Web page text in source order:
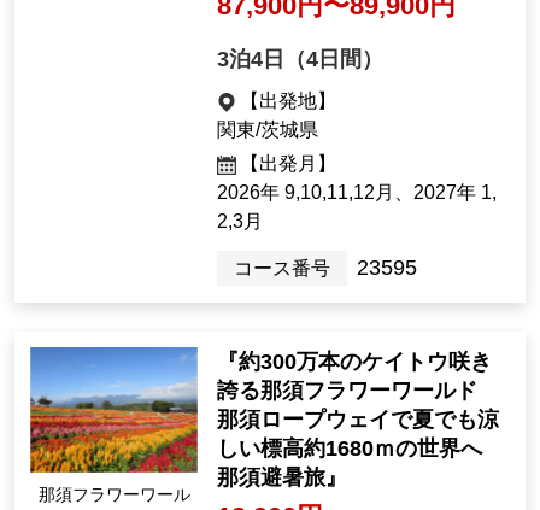
ne, Himeji Castle, Okayama
Korakuen Garden, Kurashik
i Shikoku to Himeji 4 days"
[From Ibaraki]
Visit six popular sights in
Setouchi at once / Same p
rice per person per room
87,900yen ~ 89,900 yen
[Departure Place]
Kanto /Ibaraki Prefecture
[Departure month]
September 2026, October 11, De
c.; 2027 September 1, February M